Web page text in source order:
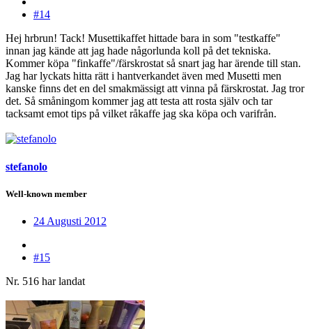
#14
Hej hrbrun! Tack! Musettikaffet hittade bara in som "testkaffe"
innan jag kände att jag hade någorlunda koll på det tekniska.
Kommer köpa "finkaffe"/färskrostat så snart jag har ärende till stan.
Jag har lyckats hitta rätt i hantverkandet även med Musetti men
kanske finns det en del smakmässigt att vinna på färskrostat. Jag tror
det. Så småningom kommer jag att testa att rosta själv och tar
tacksamt emot tips på vilket råkaffe jag ska köpa och varifrån.
stefanolo
Well-known member
24 Augusti 2012
#15
Nr. 516 har landat